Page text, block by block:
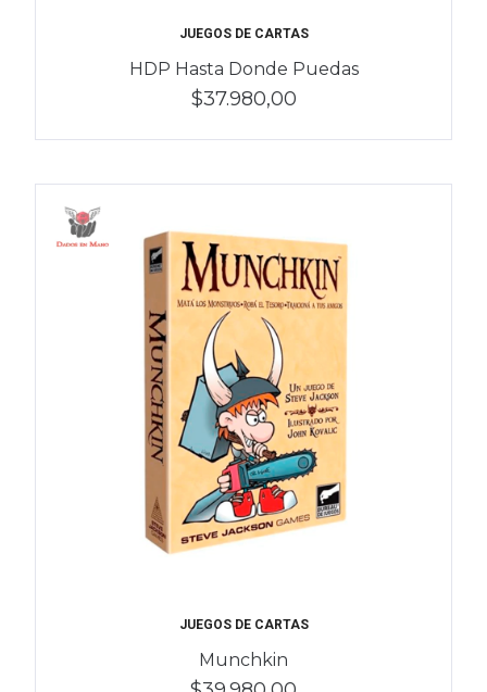
JUEGOS DE CARTAS
HDP Hasta Donde Puedas
$37.980,00
JUEGOS DE CARTAS
Munchkin